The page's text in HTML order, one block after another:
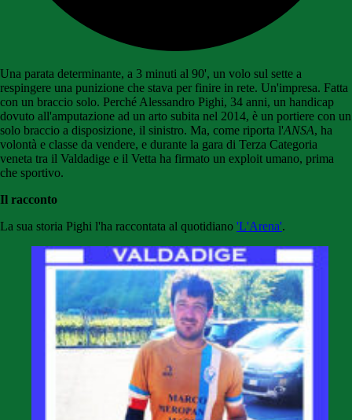
Una parata determinante, a 3 minuti al 90', un volo sul sette a
respingere una punizione che stava per finire in rete. Un'impresa. Fatta
con un braccio solo. Perché Alessandro Pighi, 34 anni, un handicap
dovuto all'amputazione ad un arto subita nel 2014, è un portiere con un
solo braccio a disposizione, il sinistro. Ma, come riporta l'ANSA, ha
volontà e classe da vendere, e durante la gara di Terza Categoria
veneta tra il Valdadige e il Vetta ha firmato un exploit umano, prima
che sportivo.
Il racconto
La sua storia Pighi l'ha raccontata al quotidiano 'L'Arena'.